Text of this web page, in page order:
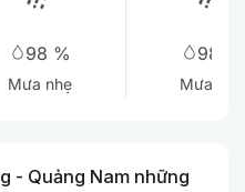
98 %
Mưa nhẹ
98 %
Mưa nhẹ
- Quảng Nam những